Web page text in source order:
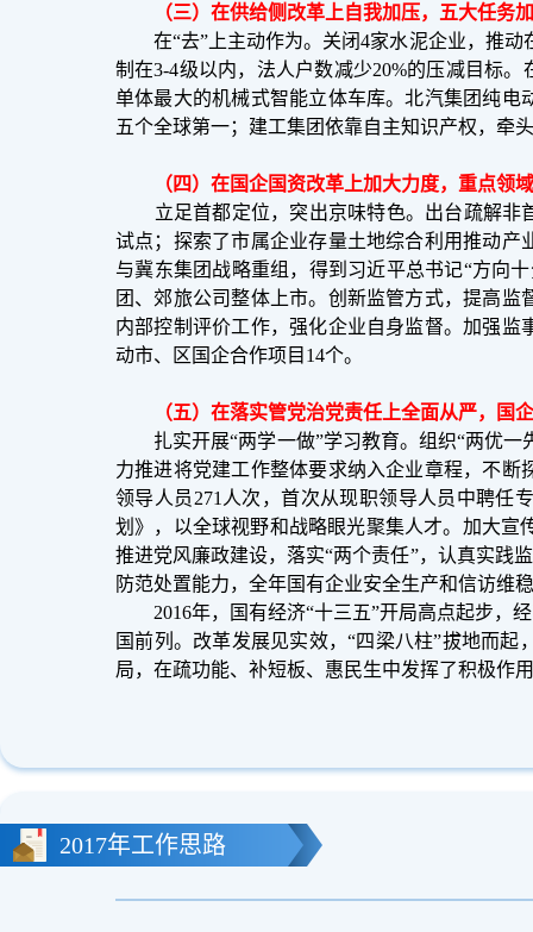
（三）在供给侧改革上自我加压，五大任务
在“去”上主动作为。关闭4家水泥企业，推动
制在3-4级以内，法人户数减少20%的压减目标
单体最大的机械式智能立体车库。北汽集团纯
五个全球第一；建工集团依靠自主知识产权，牵
（四）在国企国资改革上加大力度，重点领
立足首都定位，突出京味特色。出台疏解非首
试点；探索了市属企业存量土地综合利用推动
与冀东集团战略重组，得到习近平总书记“方向
团、郊旅公司整体上市。创新监管方式，提高
内部控制评价工作，强化企业自身监督。加强
动市、区国企合作项目14个。
（五）在落实管党治党责任上全面从严，国
扎实开展“两学一做”学习教育。组织“两优一
力推进将党建工作整体要求纳入企业章程，不
领导人员271人次，首次从现职领导人员中聘任
划》，以全球视野和战略眼光聚集人才。加大宣
推进党风廉政建设，落实“两个责任”，认真实践
防范处置能力，全年国有企业安全生产和信访维
2016年，国有经济“十三五”开局高点起步，经
国前列。改革发展见实效，“四梁八柱”拔地而
局，在疏功能、补短板、惠民生中发挥了积极作
2017年工作思路